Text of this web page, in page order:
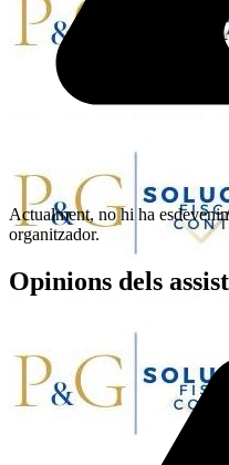
Actualment, no hi ha
organitzador.
Opinions dels